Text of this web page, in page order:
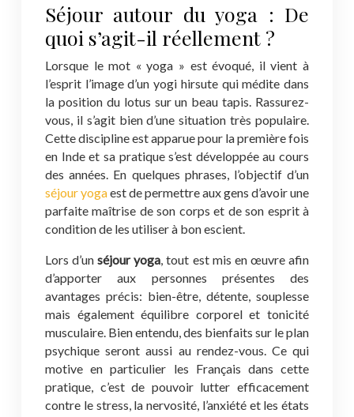
Séjour autour du yoga : De
quoi s’agit-il réellement ?
Lorsque le mot « yoga » est évoqué, il vient à
l’esprit l’image d’un yogi hirsute qui médite dans
la position du lotus sur un beau tapis. Rassurez-
vous, il s’agit bien d’une situation très populaire.
Cette discipline est apparue pour la première fois
en Inde et sa pratique s’est développée au cours
des années. En quelques phrases, l’objectif d’un
séjour yogaest de permettre aux gens d’avoir une
parfaite maîtrise de son corps et de son esprit à
condition de les utiliser à bon escient.
Lors d’unséjour yoga, tout est mis en œuvre afin
d’apporter aux personnes présentes des
avantages précis: bien-être, détente, souplesse
mais également équilibre corporel et tonicité
musculaire. Bien entendu, des bienfaits sur le plan
psychique seront aussi au rendez-vous. Ce qui
motive en particulier les Français dans cette
pratique, c’est de pouvoir lutter efficacement
contre le stress, la nervosité, l’anxiété et les états